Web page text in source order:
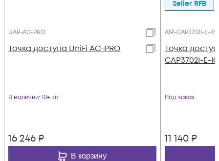
UAP-AC-PRO
Toчка доступа UniFi AC-PRO
В наличии: 10+ шт
16 246 ₽
В корзину
Seller RFB
AIR-CAP3702I-E-K9
Точка
CAP3702I-E-
Под заказ
11 140 ₽